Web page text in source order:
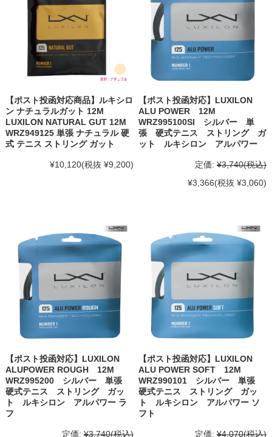
【ポスト投函対応商品】ルキシロ
ン ナチュラルガット 12M
LUXILON NATURAL GUT 12M
WRZ949125 単張 ナチュラル 硬
式 テニス ストリング ガット
¥10,120(税抜 ¥9,200)
【ポスト投函対応】LUXILON
ALU POWER 12M
WRZ995100SI シルバー 単
張 硬式テニス ストリング ガ
ット ルキシロン アルパワー
定価: ¥3,740(税込)
¥3,366(税抜 ¥3,060)
【ポスト投函対応】LUXILON
ALUPOWER ROUGH 12M
WRZ995200 シルバー 単張
硬式テニス ストリング ガッ
ト ルキシロン アルパワー ラ
フ
定価: ¥3,740(税込)
【ポスト投函対応】LUXILON
ALU POWER SOFT 12M
WRZ990101 シルバー 単張
硬式テニス ストリング ガッ
ト ルキシロン アルパワー ソ
フト
定価: ¥4,070(税込)